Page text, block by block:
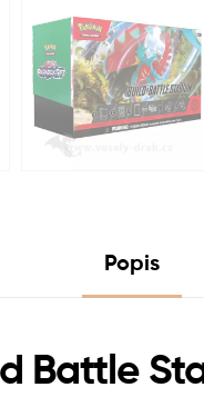
Popis
Battle